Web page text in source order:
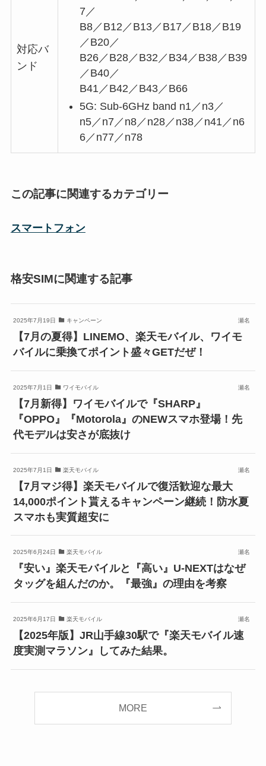
対応バ
ンド
7／
B8／B12／B13／B17／B18／B19
／B20／
B26／B28／B32／B34／B38／B39
／B40／
B41／B42／B43／B66
5G: Sub-6GHz band n1／n3／
n5／n7／n8／n28／n38／n41／n6
6／n77／n78
この記事に関連するカテゴリー
スマートフォン
格安SIMに関連する記事
2025年7月19日 キャンペーン 瀬名
【7月の夏得】LINEMO、楽天モバイル、ワイモ
バイルに乗換てポイント盛々GETだぜ！
2025年7月1日 ワイモバイル 瀬名
【7月新得】ワイモバイルで『SHARP』
『OPPO』『Motorola』のNEWスマホ登場！先
代モデルは安さが底抜け
2025年7月1日 楽天モバイル 瀬名
【7月マジ得】楽天モバイルで復活歓迎な最大
14,000ポイント貰えるキャンペーン継続！防水夏
スマホも実質超安に
2025年6月24日 楽天モバイル 瀬名
『安い』楽天モバイルと『高い』U-NEXTはなぜ
タッグを組んだのか。『最強』の理由を考察
2025年6月17日 楽天モバイル 瀬名
【2025年版】JR山手線30駅で『楽天モバイル速
度実測マラソン』してみた結果。
MORE